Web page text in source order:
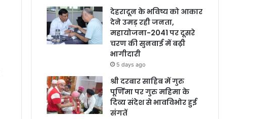
देहरादून के भविष्य को आकार
देने उमड़ रही जनता,
महायोजना-2041 पर दूसरे
चरण की सुनवाई में बढ़ी
भागीदारी
5 days ago
श्री दरबार साहिब में गुरु
पूर्णिमा पर गुरु महिमा के
दिव्य संदेश से भावविभोर हुई
संगतें